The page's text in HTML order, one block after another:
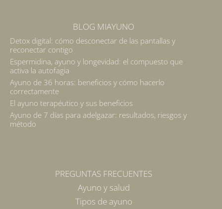
BLOG MIAYUNO
Detox digital: cómo desconectar de las pantallas y
reconectar contigo
Espermidina, ayuno y longevidad: el compuesto que
activa la autofagia
Ayuno de 36 horas: beneficios y cómo hacerlo
correctamente
El ayuno terapéutico y sus beneficios
Ayuno de 7 días para adelgazar: resultados, riesgos y
método
PREGUNTAS FRECUENTES
Ayuno y salud
Tipos de ayuno